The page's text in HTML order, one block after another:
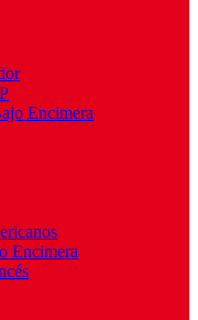
Encimera
Encimera